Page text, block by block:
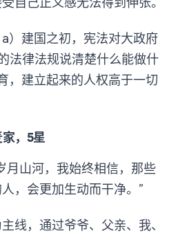
）建国之初，宪法对大政府
法律法规说清楚什么能做什
，建立起来的人权高于一切
，5星
月山河，我始终相信，那些
，会更加生动而干净。”
线，通过爷爷、父亲、我、